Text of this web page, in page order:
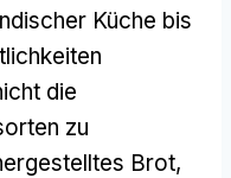
Küche bis
die
zu
Brot,